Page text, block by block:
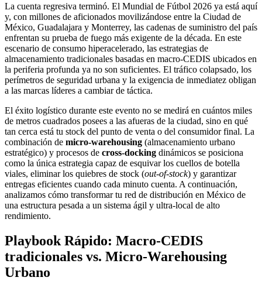
La cuenta regresiva terminó. El Mundial de Fútbol 2026 ya está aquí
y, con millones de aficionados movilizándose entre la Ciudad de
México, Guadalajara y Monterrey, las cadenas de suministro del país
enfrentan su prueba de fuego más exigente de la década. En este
escenario de consumo hiperacelerado, las estrategias de
almacenamiento tradicionales basadas en macro-CEDIS ubicados en
la periferia profunda ya no son suficientes. El tráfico colapsado, los
perímetros de seguridad urbana y la exigencia de inmediatez obligan
a las marcas líderes a cambiar de táctica.
El éxito logístico durante este evento no se medirá en cuántos miles
de metros cuadrados posees a las afueras de la ciudad, sino en qué
tan cerca está tu stock del punto de venta o del consumidor final. La
combinación de micro-warehousing (almacenamiento urbano
estratégico) y procesos de cross-docking dinámicos se posiciona
como la única estrategia capaz de esquivar los cuellos de botella
viales, eliminar los quiebres de stock (out-of-stock) y garantizar
entregas eficientes cuando cada minuto cuenta. A continuación,
analizamos cómo transformar tu red de distribución en México de
una estructura pesada a un sistema ágil y ultra-local de alto
rendimiento.
Playbook Rápido: Macro-CEDIS
tradicionales vs. Micro-Warehousing
Urbano